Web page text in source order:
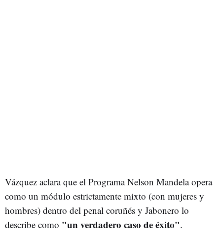
Vázquez aclara que el Programa Nelson Mandela opera
como un módulo estrictamente mixto (con mujeres y
hombres) dentro del penal coruñés y Jabonero lo
describe como "un verdadero caso de éxito".